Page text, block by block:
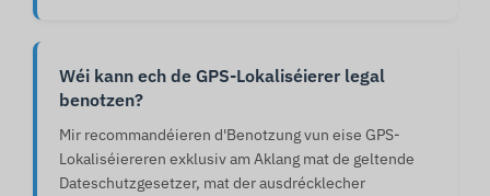
Wéi kann ech de GPS-Lokaliséierer legal
benotzen?
Mir recommandéieren d'Benotzung vun eise GPS-
Lokaliséiereren exklusiv am Aklang mat de geltende
Dateschutzgesetzer, mat der ausdrécklecher